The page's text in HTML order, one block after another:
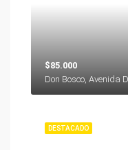
$85.000
DESTACADO